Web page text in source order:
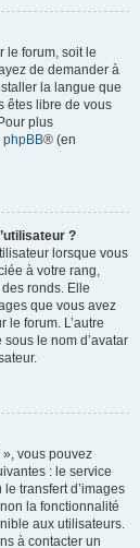
le forum, soit le
de demander à
la langue que
êtes libre de vous
plus
phpBB® (en
?
lorsque vous
à votre rang,
ronds. Elle
que vous avez
le forum. L’autre
le nom d’avatar
», vous pouvez
: le service
transfert d’images
la fonctionnalité
aux utilisateurs.
à contacter un